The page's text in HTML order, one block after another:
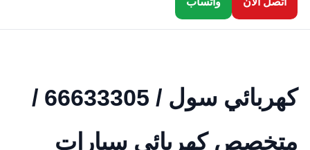
كهربائي سول / 66633305 /
متخصص كهربائي سيارات